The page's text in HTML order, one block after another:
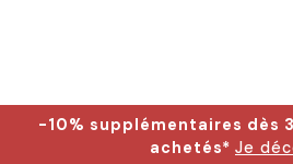
-10% supplémentaires dès
achetés* Je